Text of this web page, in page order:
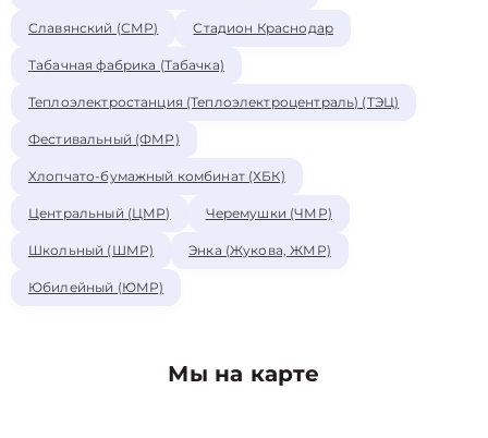
Славянский (СМР) Стадион Краснодар
Табачная фабрика (Табачка)
Теплоэлектростанция (Теплоэлектроцентраль) (ТЭЦ)
Фестивальный (ФМР)
Хлопчато-бумажный комбинат (ХБК)
Центральный (ЦМР) Черемушки (ЧМР)
Школьный (ШМР) Энка (Жукова, ЖМР)
Юбилейный (ЮМР)
Мы на карте